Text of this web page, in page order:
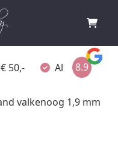
50,- Altijd verpakt
8.9
valkenoog 1,9 mm